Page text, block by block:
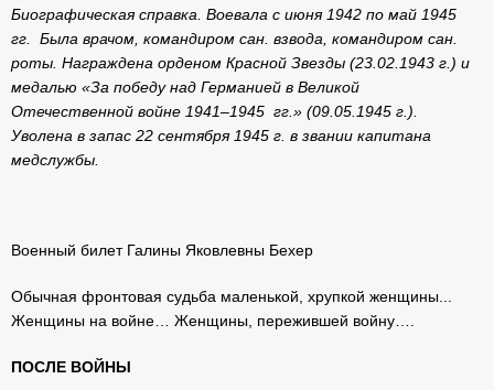
Биографическая справка . Воевала с июня 1942 по май 1945
гг. Была врачом, командиром сан. взвода, командиром сан.
роты. Награждена орденом Красной Звезды (23.02.1943 г.) и
медалью «За победу над Германией в Великой
Отечественной войне 1941–1945 гг.» (09.05.1945 г.).
Уволена в запас 22 сентября 1945 г. в звании капитана
медслужбы.
Военный билет Галины Яковлевны Бехер
Обычная фронтовая судьба маленькой, хрупкой женщины...
Женщины на войне… Женщины, пережившей войну….
ПОСЛЕ ВОЙНЫ